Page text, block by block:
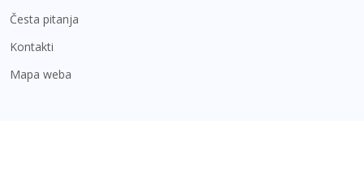
Česta pitanja
Kontakti
Mapa weba